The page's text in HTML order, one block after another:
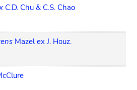
C.D. Chu & C.S. Chao
Mazel ex J. Houz.